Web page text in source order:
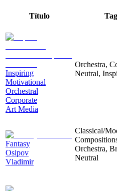
Título
Inspiring
Motivational
Orchestral
Corporate
Art Media
Orchestra,
Neutral,
Fantasy
Osipov
Vladimir
Classical/
Orchestra,
Neutral